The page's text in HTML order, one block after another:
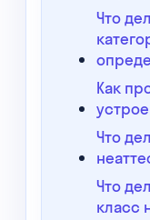
Что
Как
Что
Что
класс